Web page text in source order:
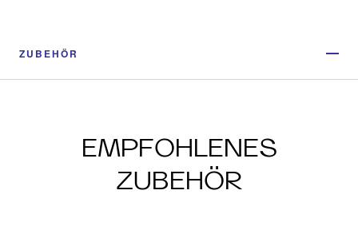
ZUBEHÖR
EMPFOHLENES
ZUBEHÖR